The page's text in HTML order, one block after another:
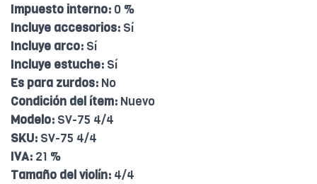
Impuesto interno: 0 %
Incluye accesorios: Sí
Incluye arco: Sí
Incluye estuche: Sí
Es para zurdos: No
Condición del ítem: Nuevo
Modelo: SV-75 4/4
SKU: SV-75 4/4
IVA: 21 %
Tamaño del violín: 4/4